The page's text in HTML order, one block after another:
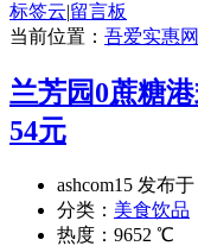
标签云|留言板
当前位置： 吾爱实惠网
兰芳园0蔗糖
54元
ashcom15 发布
分类： 美食饮品
热度：9652 ℃